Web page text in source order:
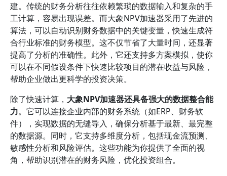
建。传统的财务分析往往依赖繁琐的数据输入和复杂的手
工计算，容易出现误差。而大象NPV加速器采用了先进的
算法，可以自动识别财务数据中的关键变量，快速生成符
合行业标准的财务模型。这不仅节省了大量时间，还显著
提高了分析的准确性。此外，它还支持多方案模拟，使你
可以在不同假设条件下快速比较项目的潜在收益与风险，
帮助企业做出更科学的投资决策。
除了快速计算， 大象NPV加速器还具备强大的数据整合能
力。它可以连接企业内部的财务系统（如ERP、财务软
件），实现数据的无缝导入，确保分析基于最新、最完整
的数据源。同时，它支持多维度分析，包括现金流预测、
敏感性分析和风险评估。这些功能为你提供了全面的视
角，帮助识别潜在的财务风险，优化投资组合。